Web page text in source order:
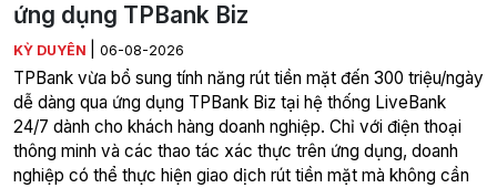
ứng dụng TPBank Biz
KỲ DUYÊN 06-08-2026
TPBank vừa bổ sung tính năng rút tiền mặt đến 300 triệu/ngày
dễ dàng qua ứng dụng TPBank Biz tại hệ thống LiveBank
24/7 dành cho khách hàng doanh nghiệp. Chỉ với điện thoại
thông minh và các thao tác xác thực trên ứng dụng, doanh
nghiệp có thể thực hiện giao dịch rút tiền mặt mà không cần